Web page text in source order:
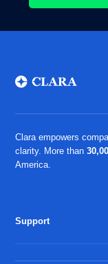
Clara empowers
clarity. More than
America.
Support